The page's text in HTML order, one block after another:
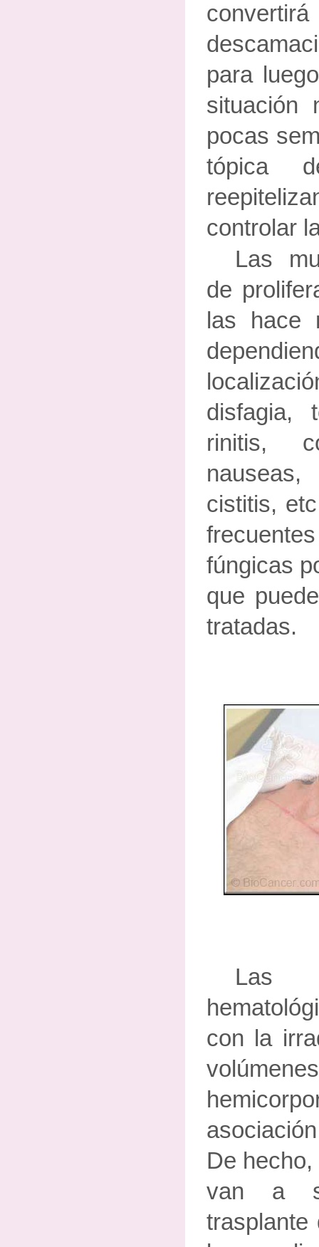
para
situación
pocas
tópica
controlar
Las
de
las hace
disfagia,
rinitis,
cistitis,
fúngicas
que
tratadas.
Las
con la
De
van a
trasplante